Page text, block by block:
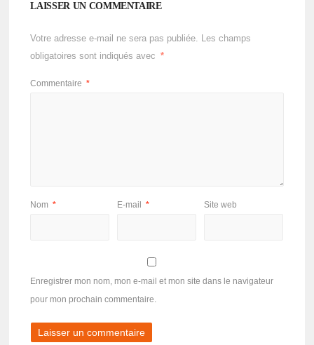
LAISSER UN COMMENTAIRE
Votre adresse e-mail ne sera pas publiée. Les champs
obligatoires sont indiqués avec
*
Commentaire *
Nom * E-mail * Site web
Enregistrer mon nom, mon e-mail et mon site dans le navigateur
pour mon prochain commentaire.